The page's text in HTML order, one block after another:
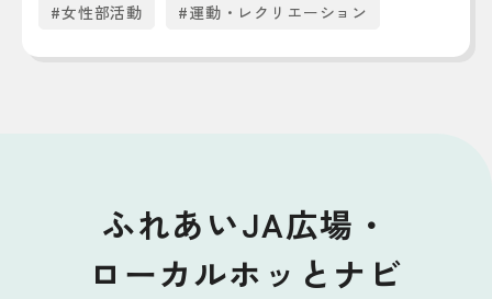
#女性部活動 #運動・レクリエーション
ふれあいJA広場・
ローカルホッとナビ